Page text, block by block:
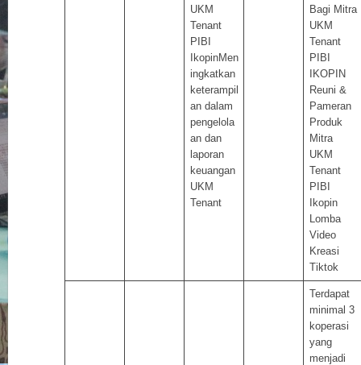
UKM
Tenant
PIBI
IkopinMen
ingkatkan
keterampil
an dalam
pengelola
an dan
laporan
keuangan
UKM
Tenant
Bagi Mitra
UKM
Tenant
PIBI
IKOPIN
Reuni &
Pameran
Produk
Mitra
UKM
Tenant
PIBI
Ikopin
Lomba
Video
Kreasi
Tiktok
Terdapat
minimal 3
koperasi
yang
menjadi